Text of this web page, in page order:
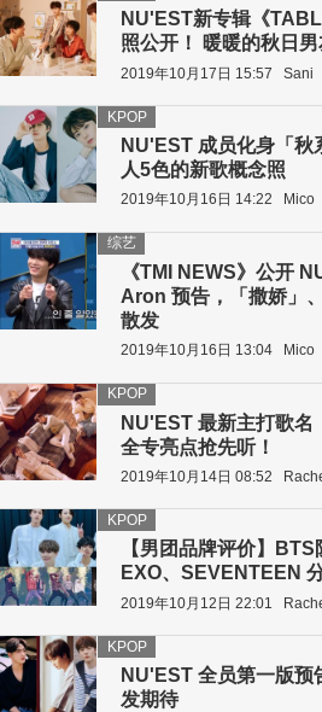
NU'EST新专辑《
照公开！ 暖暖的秋日
2019年10月17日 15:57 Sani
NU'EST 成员化身「秋
人5色的新歌概念照
KPOP
2019年10月16日 14:22 Mico
《TMI NEWS》公开
Aron 预告，「撒娇」
散发
综艺
2019年10月16日 13:04 Mico
NU'EST 最新主打歌
全专亮点抢先听！
KPOP
2019年10月14日 08:52
【男团品牌评价】
EXO、SEVENTEEN
KPOP
2019年10月12日 22:01
NU'EST 全员第一版预
发期待
KPOP